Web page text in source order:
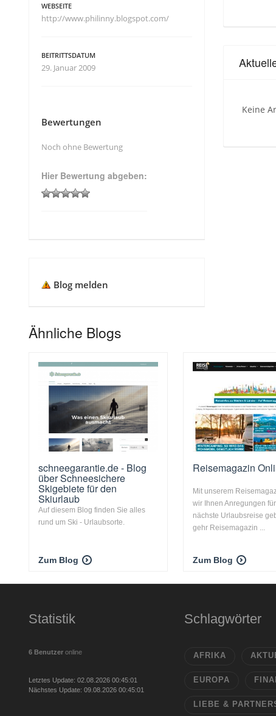
Keine
WEBSEITE
http://www.philinny.blogspot.com/
BEITRITTSDATUM
29. Januar 2009
Bewertungen
Noch ohne Bewertung
Hier Bewertung abgeben:
Blog melden
Ähnliche Blogs
schneegarantie.de - Blog
über Schneesichere
Skigebiete für den
Skiurlaub
Auf diesem Blog finden Sie alles
rund um Ski - Urlaubsorte.
Zum Blog
Reisemagazin
Mit unserem
wir Ihnen Anregungen
nächste Urlaubsreise
gehr Reisemagazin ...
Zum Blog
Statistik
6 Benutzer online
Letztes Update: 02.08.2026 00:45:01
Nächstes Update: 09.08.2026 00:45:01
Schlagwörter
AFRIKA
EUROPA
LIEBE &